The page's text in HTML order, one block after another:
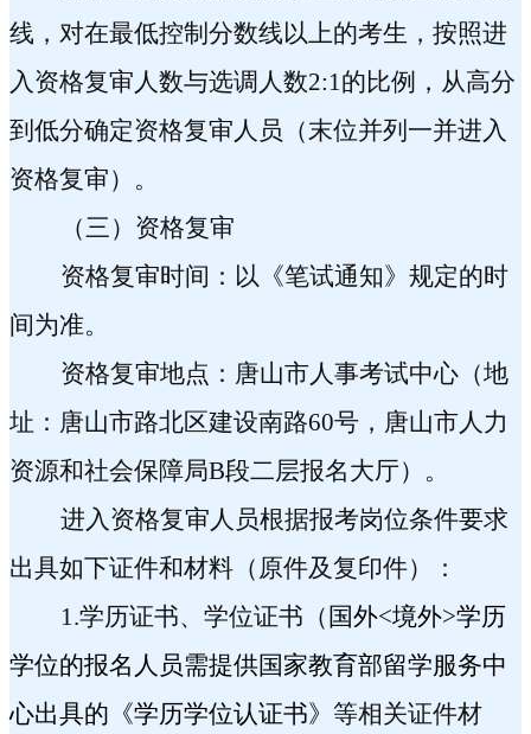
线，对在最低控制分数线以上的考生，按照进
入资格复审人数与选调人数2:1的比例，从高分
到低分确定资格复审人员（末位并列一并进入
资格复审）。
（三）资格复审
资格复审时间：以《笔试通知》规定的时
间为准。
资格复审地点：唐山市人事考试中心（地
址：唐山市路北区建设南路60号，唐山市人力
资源和社会保障局B段二层报名大厅）。
进入资格复审人员根据报考岗位条件要求
出具如下证件和材料（原件及复印件）：
1.学历证书、学位证书（ 国外<境外>学历
学位的报名人员需提供国家教育部留学服务中
心出具的《学历学位认证书》 等相关证件材